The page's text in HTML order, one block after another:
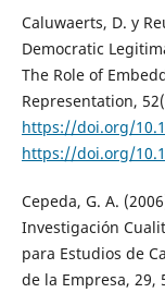
Caluwaerts, D. y
Democratic
The Role of
Representation,
https://doi.org/
https://doi.org/
Cepeda, G. A.
Investigación
para Estudios de
de la Empresa, 29,